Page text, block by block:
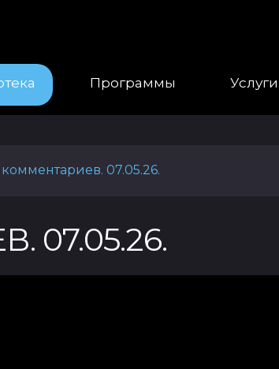
Программы Услуги
07.05.26.
07.05.26.